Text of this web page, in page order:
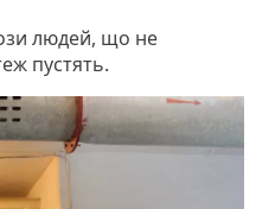
людей, що не
пустять.